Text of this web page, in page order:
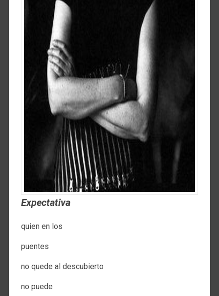
Expectativa
quien en los
puentes
no quede al descubierto
no puede